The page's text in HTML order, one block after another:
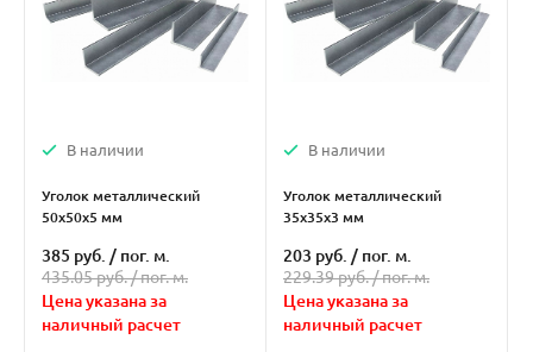
В наличии
Уголок металлический
50х50х5 мм
385 руб. / пог. м.
435.05 руб. /пог. м.
Цена указана за
наличный расчет
В наличии
Уголок металлический
35х35х3 мм
203 руб. / пог. м.
229.39 руб. /пог. м.
Цена указана за
наличный расчет